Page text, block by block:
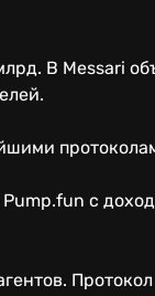
В Messari
с